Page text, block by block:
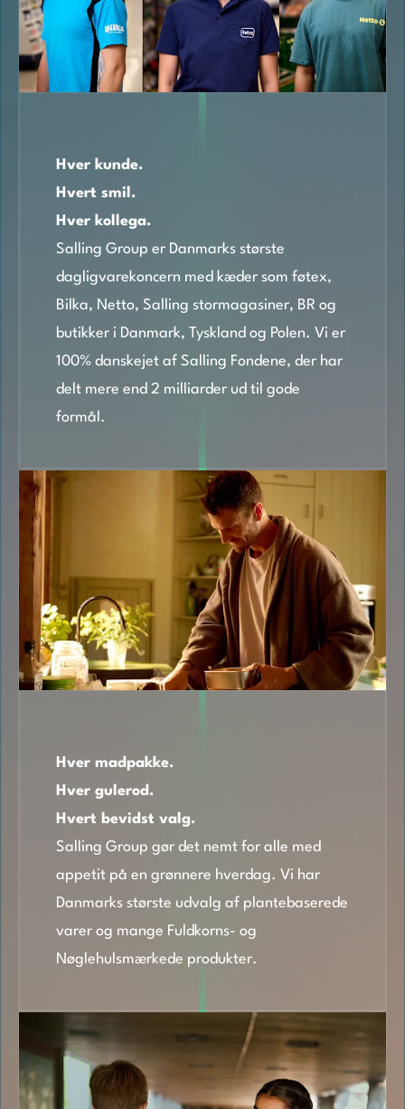
Hver kunde.
Hvert smil.
Hver kollega.
Salling Group er Danmarks største
dagligvarekoncern med kæder som føtex,
Bilka, Netto, Salling stormagasiner, BR og
butikker i Danmark, Tyskland og Polen. Vi er
100% danskejet af Salling Fondene, der har
delt mere end 2 milliarder ud til gode
formål.
Hver madpakke.
Hver gulerod.
Hvert bevidst valg.
Salling Group gør det nemt for alle med
appetit på en grønnere hverdag. Vi har
Danmarks største udvalg af plantebaserede
varer og mange Fuldkorns- og
Nøglehulsmærkede produkter.